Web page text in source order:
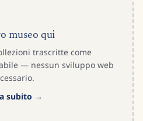
museo qui
trascritte come
— nessun sviluppo web
subito